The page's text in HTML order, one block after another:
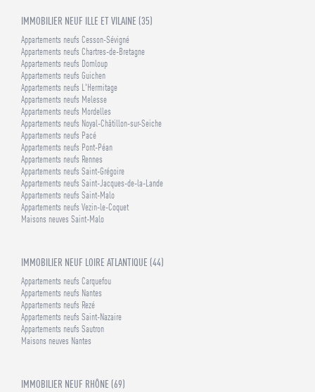
IMMOBILIER NEUF ILLE ET VILAINE (35)
Appartements neufs Cesson-Sévigné
Appartements neufs Chartres-de-Bretagne
Appartements neufs Domloup
Appartements neufs Guichen
Appartements neufs L'Hermitage
Appartements neufs Melesse
Appartements neufs Mordelles
Appartements neufs Noyal-Châtillon-sur-Seiche
Appartements neufs Pacé
Appartements neufs Pont-Péan
Appartements neufs Rennes
Appartements neufs Saint-Grégoire
Appartements neufs Saint-Jacques-de-la-Lande
Appartements neufs Saint-Malo
Appartements neufs Vezin-le-Coquet
Maisons neuves Saint-Malo
IMMOBILIER NEUF LOIRE ATLANTIQUE (44)
Appartements neufs Carquefou
Appartements neufs Nantes
Appartements neufs Rezé
Appartements neufs Saint-Nazaire
Appartements neufs Sautron
Maisons neuves Nantes
IMMOBILIER NEUF RHÔNE (69)